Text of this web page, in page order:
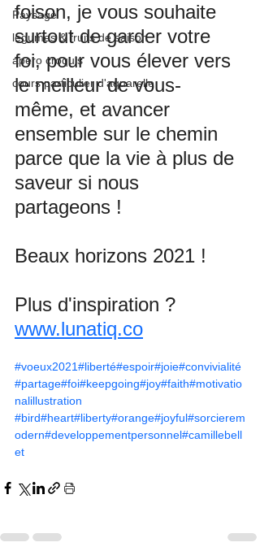
Paysage
legumes & fruits de saison
apero croquis
cours particulier d'aquarelle
foison, je vous souhaite
surtout de garder votre
foi, pour vous élever vers
le meilleur de vous-
même, et avancer
ensemble sur le chemin
parce que la vie à plus de
saveur si nous
partageons !
Beaux horizons 2021 !
Plus d'inspiration ?
www.lunatiq.co
#voeux2021#liberté#espoir#joie#convivialité
#partage#foi#keepgoing#joy#faith#motivatio
nalillustration
#bird#heart#liberty#orange#joyful#sorcierem
odern#developpementpersonnel#camillebell
et